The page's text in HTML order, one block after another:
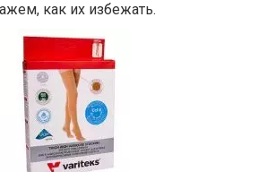
как их избежать.